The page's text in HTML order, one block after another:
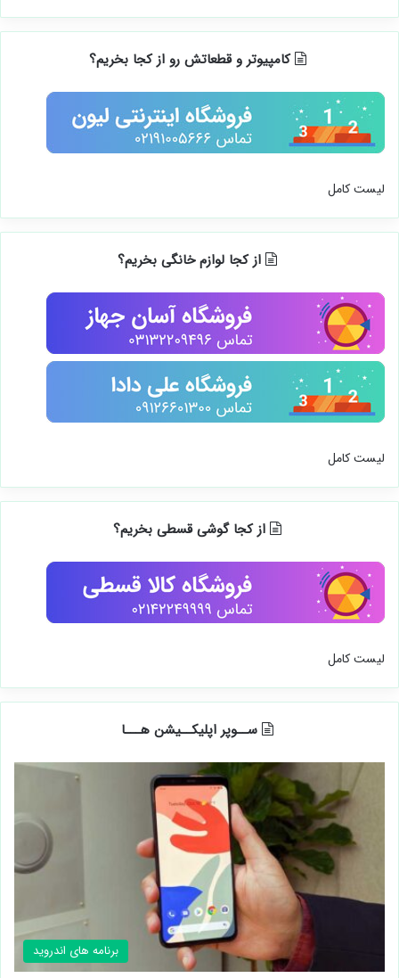
کامپیوتر و قطعاتش رو از کجا بخریم؟
لیست کامل
از کجا لوازم خانگی بخریم؟
لیست کامل
از کجا گوشی قسطی بخریم؟
لیست کامل
ســوپر اپلیکــیشن هـــا
برنامه های اندروید